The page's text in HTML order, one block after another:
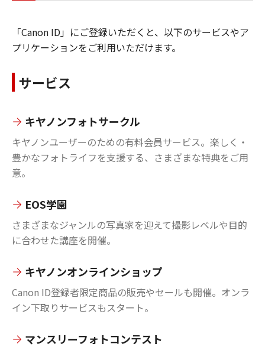
「Canon ID」にご登録いただくと、以下のサービスやア
プリケーションをご利用いただけます。
サービス
キヤノンフォトサークル
キヤノンユーザーのための有料会員サービス。楽しく・
豊かなフォトライフを支援する、さまざまな特典をご用
意。
EOS学園
さまざまなジャンルの写真家を迎えて撮影レベルや目的
に合わせた講座を開催。
キヤノンオンラインショップ
Canon ID登録者限定商品の販売やセールも開催。オンラ
イン下取りサービスもスタート。
マンスリーフォトコンテスト